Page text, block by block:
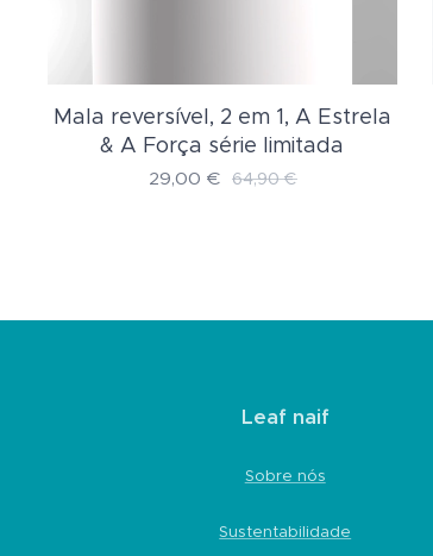
Mala reversível, 2 em 1, A Estrela
& A Força série limitada
29,00 € 64,90€
Leaf naif
Sobre nós
Sustentabilidade